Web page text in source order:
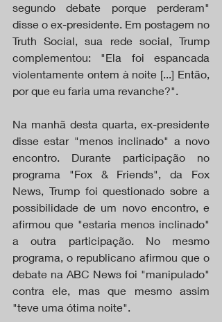
segundo debate porque perderam"
disse o ex-presidente. Em postagem no
Truth Social, sua rede social, Trump
complementou: "Ela foi espancada
violentamente ontem à noite [...] Então,
por que eu faria uma revanche?".
Na manhã desta quarta, ex-presidente
disse estar "menos inclinado" a novo
encontro. Durante participação no
programa "Fox & Friends", da Fox
News, Trump foi questionado sobre a
possibilidade de um novo encontro, e
afirmou que "estaria menos inclinado"
a outra participação. No mesmo
programa, o republicano afirmou que o
debate na ABC News foi "manipulado"
contra ele, mas que mesmo assim
"teve uma ótima noite".